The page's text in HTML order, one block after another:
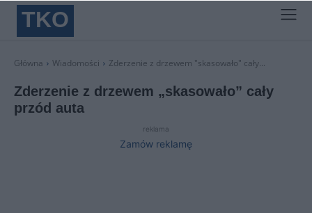
TKO
Główna Wiadomości Zderzenie z drzewem "skasowało" cały...
Zderzenie z drzewem „skasowało” cały
przód auta
reklama
Zamów reklamę